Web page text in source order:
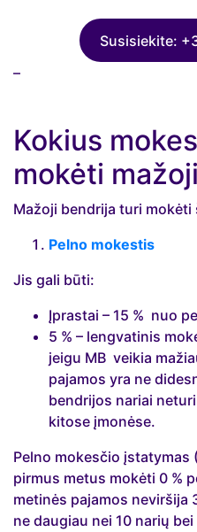
Susisiekite:
–
Kokius
mokėti
Mažoji bendrija turi
Pelno mokestis
Jis gali būti:
Įprastai – 15 % nuo
5 % – lengvatinis
jeigu MB veikia
pajamos yra ne
bendrijos nariai
kitose įmonėse.
Pelno mokesčio įstatymas
pirmus metus mokėti 0 %
metinės pajamos neviršija
ne daugiau nei 10 narių